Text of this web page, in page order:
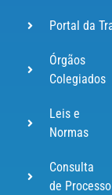
Portal da
Órgãos
Colegiados
Leis e
Normas
Consulta
de Processo